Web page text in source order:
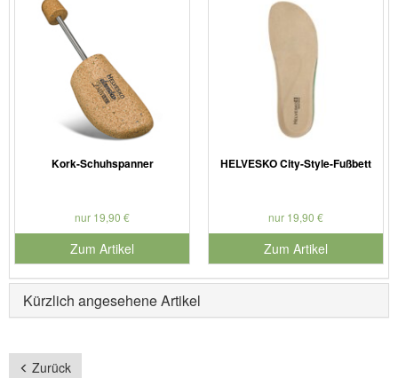
Kork-Schuhspanner
nur 19,90 €
Zum Artikel
HELVESKO City-Style-Fußbett
nur 19,90 €
Zum Artikel
Kürzlich angesehene Artikel
Zurück